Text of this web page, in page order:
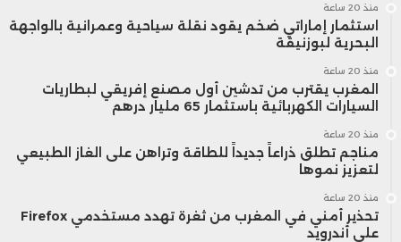
منذ 20 ساعة
استثمار إماراتي ضخم يقود نقلة سياحية وعمرانية بالواجهة
البحرية لبوزنيقة
منذ 20 ساعة
المغرب يقترب من تدشين أول مصنع إفريقي لبطاريات
السيارات الكهربائية باستثمار 65 مليار درهم
منذ 20 ساعة
مناجم تطلق ذراعاً جديداً للطاقة وتراهن على الغاز الطبيعي
لتعزيز نموها
منذ 20 ساعة
تحذير أمني في المغرب من ثغرة تهدد مستخدمي Firefox
على أندرويد